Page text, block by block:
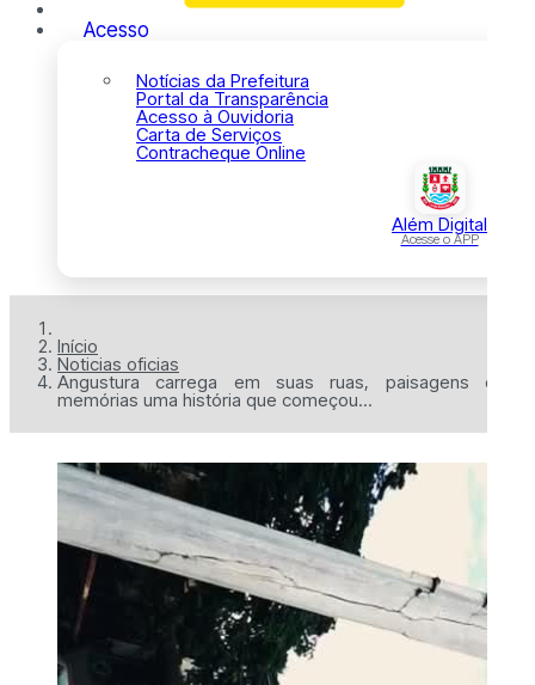
Acesso
Notícias da Prefeitura
Portal da Transparência
Acesso à Ouvidoria
Carta de Serviços
Contracheque Online
Além Digital
Acesse o APP
Início
Noticias oficias
Angustura carrega em suas ruas, paisagens e
memórias uma história que começou...